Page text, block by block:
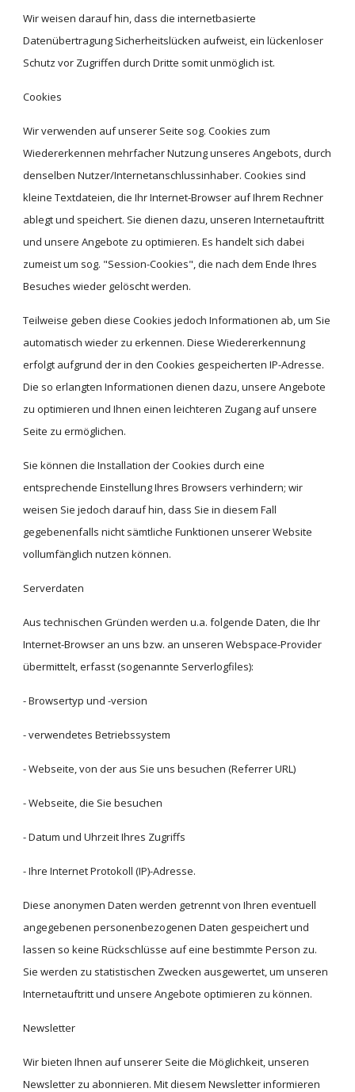
Wir weisen darauf hin, dass die internetbasierte
Datenübertragung Sicherheitslücken aufweist, ein lückenloser
Schutz vor Zugriffen durch Dritte somit unmöglich ist.
Cookies
Wir verwenden auf unserer Seite sog. Cookies zum
Wiedererkennen mehrfacher Nutzung unseres Angebots, durch
denselben Nutzer/Internetanschlussinhaber. Cookies sind
kleine Textdateien, die Ihr Internet-Browser auf Ihrem Rechner
ablegt und speichert. Sie dienen dazu, unseren Internetauftritt
und unsere Angebote zu optimieren. Es handelt sich dabei
zumeist um sog. "Session-Cookies", die nach dem Ende Ihres
Besuches wieder gelöscht werden.
Teilweise geben diese Cookies jedoch Informationen ab, um Sie
automatisch wieder zu erkennen. Diese Wiedererkennung
erfolgt aufgrund der in den Cookies gespeicherten IP-Adresse.
Die so erlangten Informationen dienen dazu, unsere Angebote
zu optimieren und Ihnen einen leichteren Zugang auf unsere
Seite zu ermöglichen.
Sie können die Installation der Cookies durch eine
entsprechende Einstellung Ihres Browsers verhindern; wir
weisen Sie jedoch darauf hin, dass Sie in diesem Fall
gegebenenfalls nicht sämtliche Funktionen unserer Website
vollumfänglich nutzen können.
Serverdaten
Aus technischen Gründen werden u.a. folgende Daten, die Ihr
Internet-Browser an uns bzw. an unseren Webspace-Provider
übermittelt, erfasst (sogenannte Serverlogfiles):
- Browsertyp und -version
- verwendetes Betriebssystem
- Webseite, von der aus Sie uns besuchen (Referrer URL)
- Webseite, die Sie besuchen
- Datum und Uhrzeit Ihres Zugriffs
- Ihre Internet Protokoll (IP)-Adresse.
Diese anonymen Daten werden getrennt von Ihren eventuell
angegebenen personenbezogenen Daten gespeichert und
lassen so keine Rückschlüsse auf eine bestimmte Person zu.
Sie werden zu statistischen Zwecken ausgewertet, um unseren
Internetauftritt und unsere Angebote optimieren zu können.
Newsletter
Wir bieten Ihnen auf unserer Seite die Möglichkeit, unseren
Newsletter zu abonnieren. Mit diesem Newsletter informieren